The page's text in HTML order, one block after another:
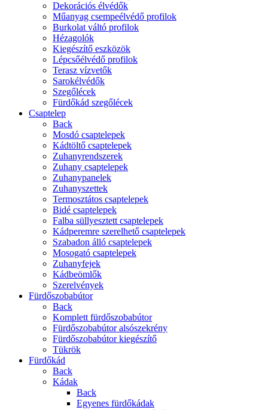
Dekorációs élvédők
Műanyag csempeélvédő profilok
Burkolat váltó profilok
Hézagolók
Kiegészítő eszközök
Lépcsőélvédő profilok
Terasz vízvetők
Sarokélvédők
Szegőlécek
Fürdőkád szegőlécek
Csaptelep
Back
Mosdó csaptelepek
Kádtöltő csaptelepek
Zuhanyrendszerek
Zuhany csaptelepek
Zuhanypanelek
Zuhanyszettek
Termosztátos csaptelepek
Bidé csaptelepek
Falba süllyesztett csaptelepek
Kádperemre szerelhető csaptelepek
Szabadon álló csaptelepek
Mosogató csaptelepek
Zuhanyfejek
Kádbeömlők
Szerelvények
Fürdőszobabútor
Back
Komplett fürdőszobabútor
Fürdőszobabútor alsószekrény
Fürdőszobabútor kiegészítő
Tükrök
Fürdőkád
Back
Kádak
Back
Egyenes fürdőkádak